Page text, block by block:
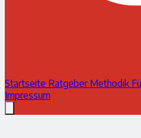
Startseite Ratgeber Methodik
Impressum